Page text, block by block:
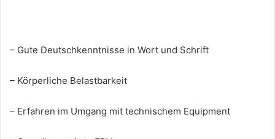
– Gute Deutschkenntnisse in Wort und Schrift
– Körperliche Belastbarkeit
– Erfahren im Umgang mit technischem Equipment